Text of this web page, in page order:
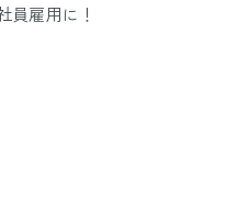
員雇用に！